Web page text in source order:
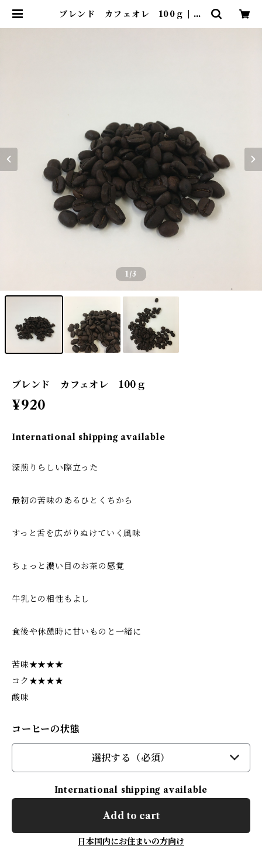
ブレンド カフェオレ 100ｇ | ビ
1 /3
ブレンド カフェオレ 100ｇ
¥920
International shipping available
深煎りらしい際立った
最初の苦味のあるひとくちから
すっと舌を広がりぬけていく風味
ちょっと濃い目のお茶の感覚
牛乳との相性もよし
食後や休憩時に甘いものと一緒に
苦味★★★★
コク★★★★
酸味
コーヒーの状態
選択する（必須）
International shipping available
Add to cart
日本国内にお住まいの方向け